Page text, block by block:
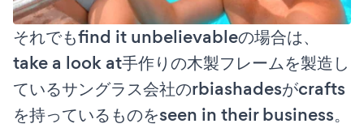
それでもfind it unbelievableの場合は、
take a look at手作りの木製フレームを製造し
ているサングラス会社のrbiashadesがcrafts
を持っているものをseen in their business。